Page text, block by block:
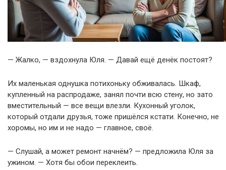
— Жалко, — вздохнула Юля. — Давай ещё денёк постоят?
Их маленькая однушка потихоньку обживалась. Шкаф,
купленный на распродаже, занял почти всю стену, но зато
вместительный — все вещи влезли. Кухонный уголок,
который отдали друзья, тоже пришёлся кстати. Конечно, не
хоромы, но им и не надо — главное, своё.
— Слушай, а может ремонт начнём? — предложила Юля за
ужином. — Хотя бы обои переклеить.